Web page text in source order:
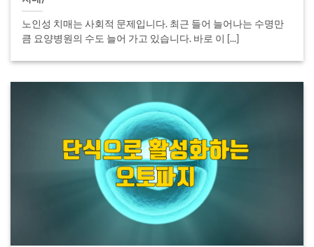
노인성 치매는 사회적 문제입니다. 최근 들어 늘어나는 수명만
큼 요양병원의 수도 늘어 가고 있습니다. 바로 이 [...]